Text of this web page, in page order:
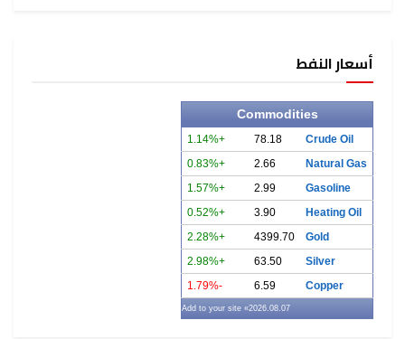
أسعار النفط
Commodities
Crude Oil
78.18
+1.14%
Natural Gas
2.66
+0.83%
Gasoline
2.99
+1.57%
Heating Oil
3.90
+0.52%
Gold
4399.70
+2.28%
Silver
63.50
+2.98%
Copper
6.59
-1.79%
2026.08.07
» Add to your site